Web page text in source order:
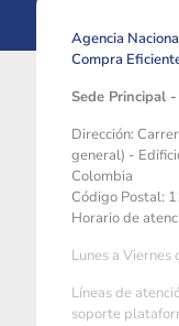
Agencia
Compra
Sede Principal
Dirección:
general) -
Colombia
Código Postal:
Horario de
Lunes a Viernes
Líneas de
soporte